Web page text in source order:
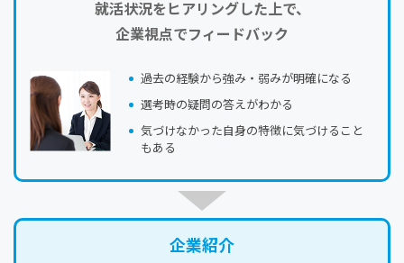
就活状況をヒアリングした上で、
企業視点でフィードバック
過去の経験から強み・弱みが明確になる
選考時の疑問の答えがわかる
気づけなかった自身の特徴に気づけること
もある
企業紹介